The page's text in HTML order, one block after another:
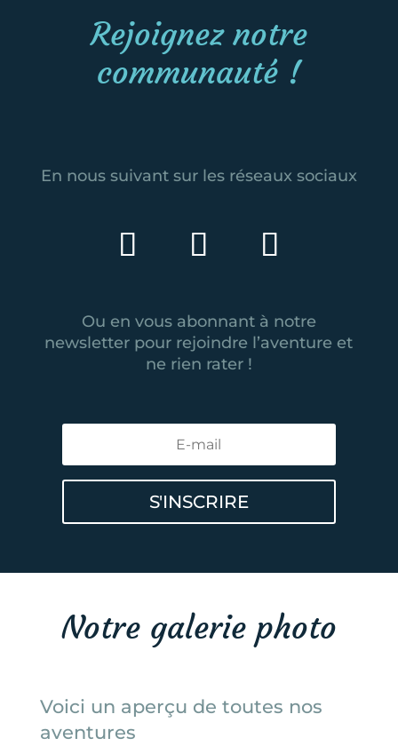
Rejoignez notre
communauté !
En nous suivant sur les réseaux sociaux
Ou en vous abonnant à notre
newsletter pour rejoindre l’aventure et
ne rien rater !
S'INSCRIRE
Notre galerie photo
Voici un aperçu de toutes nos
aventures